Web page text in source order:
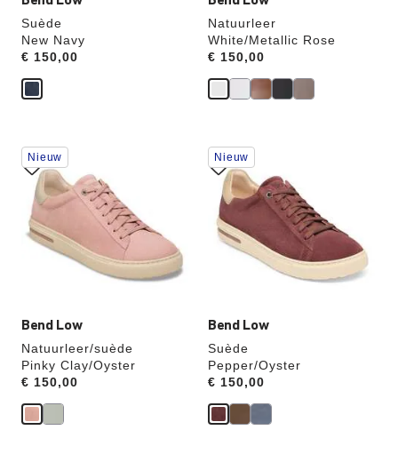
Suède
New Navy
Price:
€ 150,00
Natuurleer
White/Metallic Rose
Price:
€ 150,00
Bend Low
Natuurleer/suède
Pinky Clay/Oyster
Price:
€ 150,00
Als
je
een
andere
kleur
selecteert,
wordt
productafbeelding
Nieuw
Bend Low
Suède
Pepper/Oyster
Price:
€ 150,00
Als
je
een
andere
kleur
selecteert,
wordt
productafbeelding
Nieuw